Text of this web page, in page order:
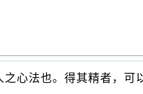
心法也。得其精者，可